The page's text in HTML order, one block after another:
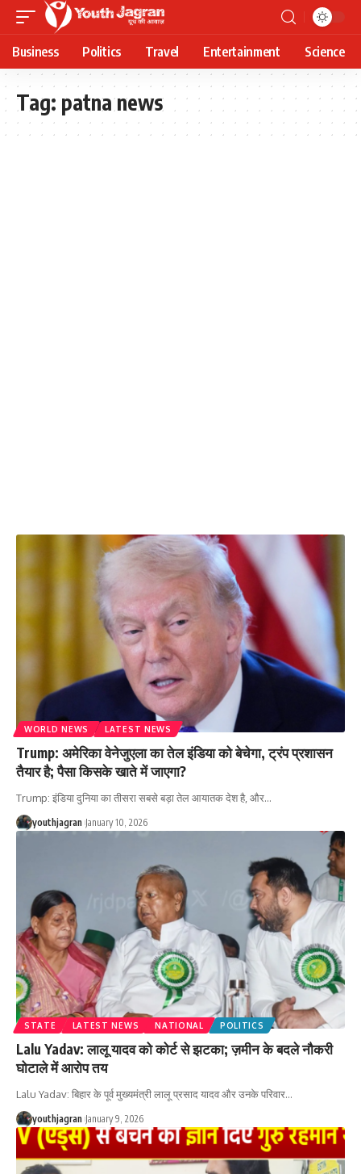
Business Politics Travel Entertainment Science
Tag: patna news
WORLD NEWS LATEST NEWS
Trump: अमेरिका वेनेजुएला का तेल इंडिया को बेचेगा, ट्रंप प्रशासन
तैयार है; पैसा किसके खाते में जाएगा?
Trump: इंडिया दुनिया का तीसरा सबसे बड़ा तेल आयातक देश है, और…
youthjagran January 10, 2026
STATE LATEST NEWS NATIONAL POLITICS
Lalu Yadav: लालू यादव को कोर्ट से झटका; ज़मीन के बदले नौकरी
घोटाले में आरोप तय
Lalu Yadav: बिहार के पूर्व मुख्यमंत्री लालू प्रसाद यादव और उनके परिवार…
youthjagran January 9, 2026